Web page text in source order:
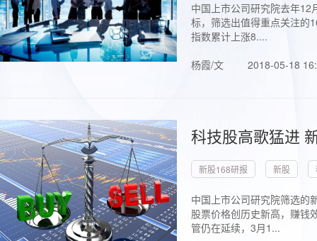
中国上市公司研究院去年
标，筛选出值得重点关注的
指数累计上涨8....
杨霞/文
2018-05-18
科技股高歌猛进
新股168研报 新股
中国上市公司研究院筛选的
股票价格创历史新高，赚钱
管仍在延续，3月1...